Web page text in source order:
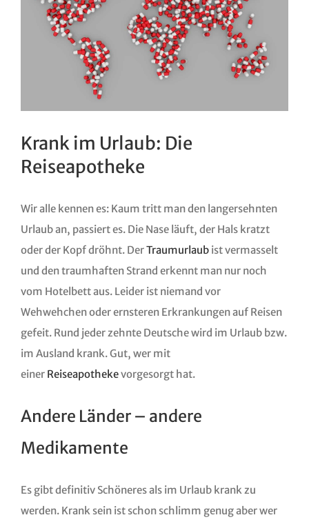
Krank im Urlaub: Die
Reiseapotheke
Wir alle kennen es: Kaum tritt man den langersehnten
Urlaub an, passiert es. Die Nase läuft, der Hals kratzt
oder der Kopf dröhnt. DerTraumurlaubist vermasselt
und den traumhaften Strand erkennt man nur noch
vom Hotelbett aus. Leider ist niemand vor
Wehwehchen oder ernsteren Erkrankungen auf Reisen
gefeit. Rund jeder zehnte Deutsche wird im Urlaub bzw.
im Ausland krank. Gut, wer mit
einer Reiseapothekevorgesorgt hat.
Andere Länder – andere
Medikamente
Es gibt definitiv Schöneres als im Urlaub krank zu
werden. Krank sein ist schon schlimm genug aber wer